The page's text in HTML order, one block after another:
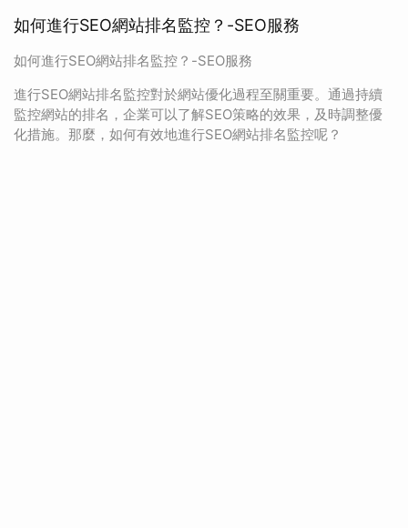
如何進行SEO網站排名監控？-SEO服務
如何進行SEO網站排名監控？-SEO服務
進行SEO網站排名監控對於網站優化過程至關重要。通過持續
監控網站的排名，企業可以了解SEO策略的效果，及時調整優
化措施。那麼，如何有效地進行SEO網站排名監控呢？